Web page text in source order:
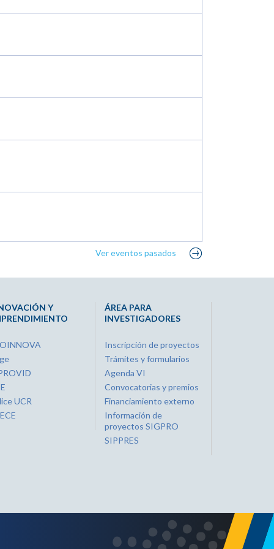
Ver eventos pasados
Y
UCR
ÁREA PARA
INVESTIGADORES
Inscripción de proyectos
Trámites y formularios
Agenda VI
Convocatorias y premios
Financiamiento externo
Información de
proyectos SIGPRO
SIPPRES